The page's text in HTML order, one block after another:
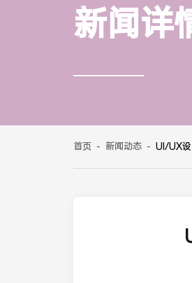
新闻详
首页 - 新闻动态 - UI/UX设